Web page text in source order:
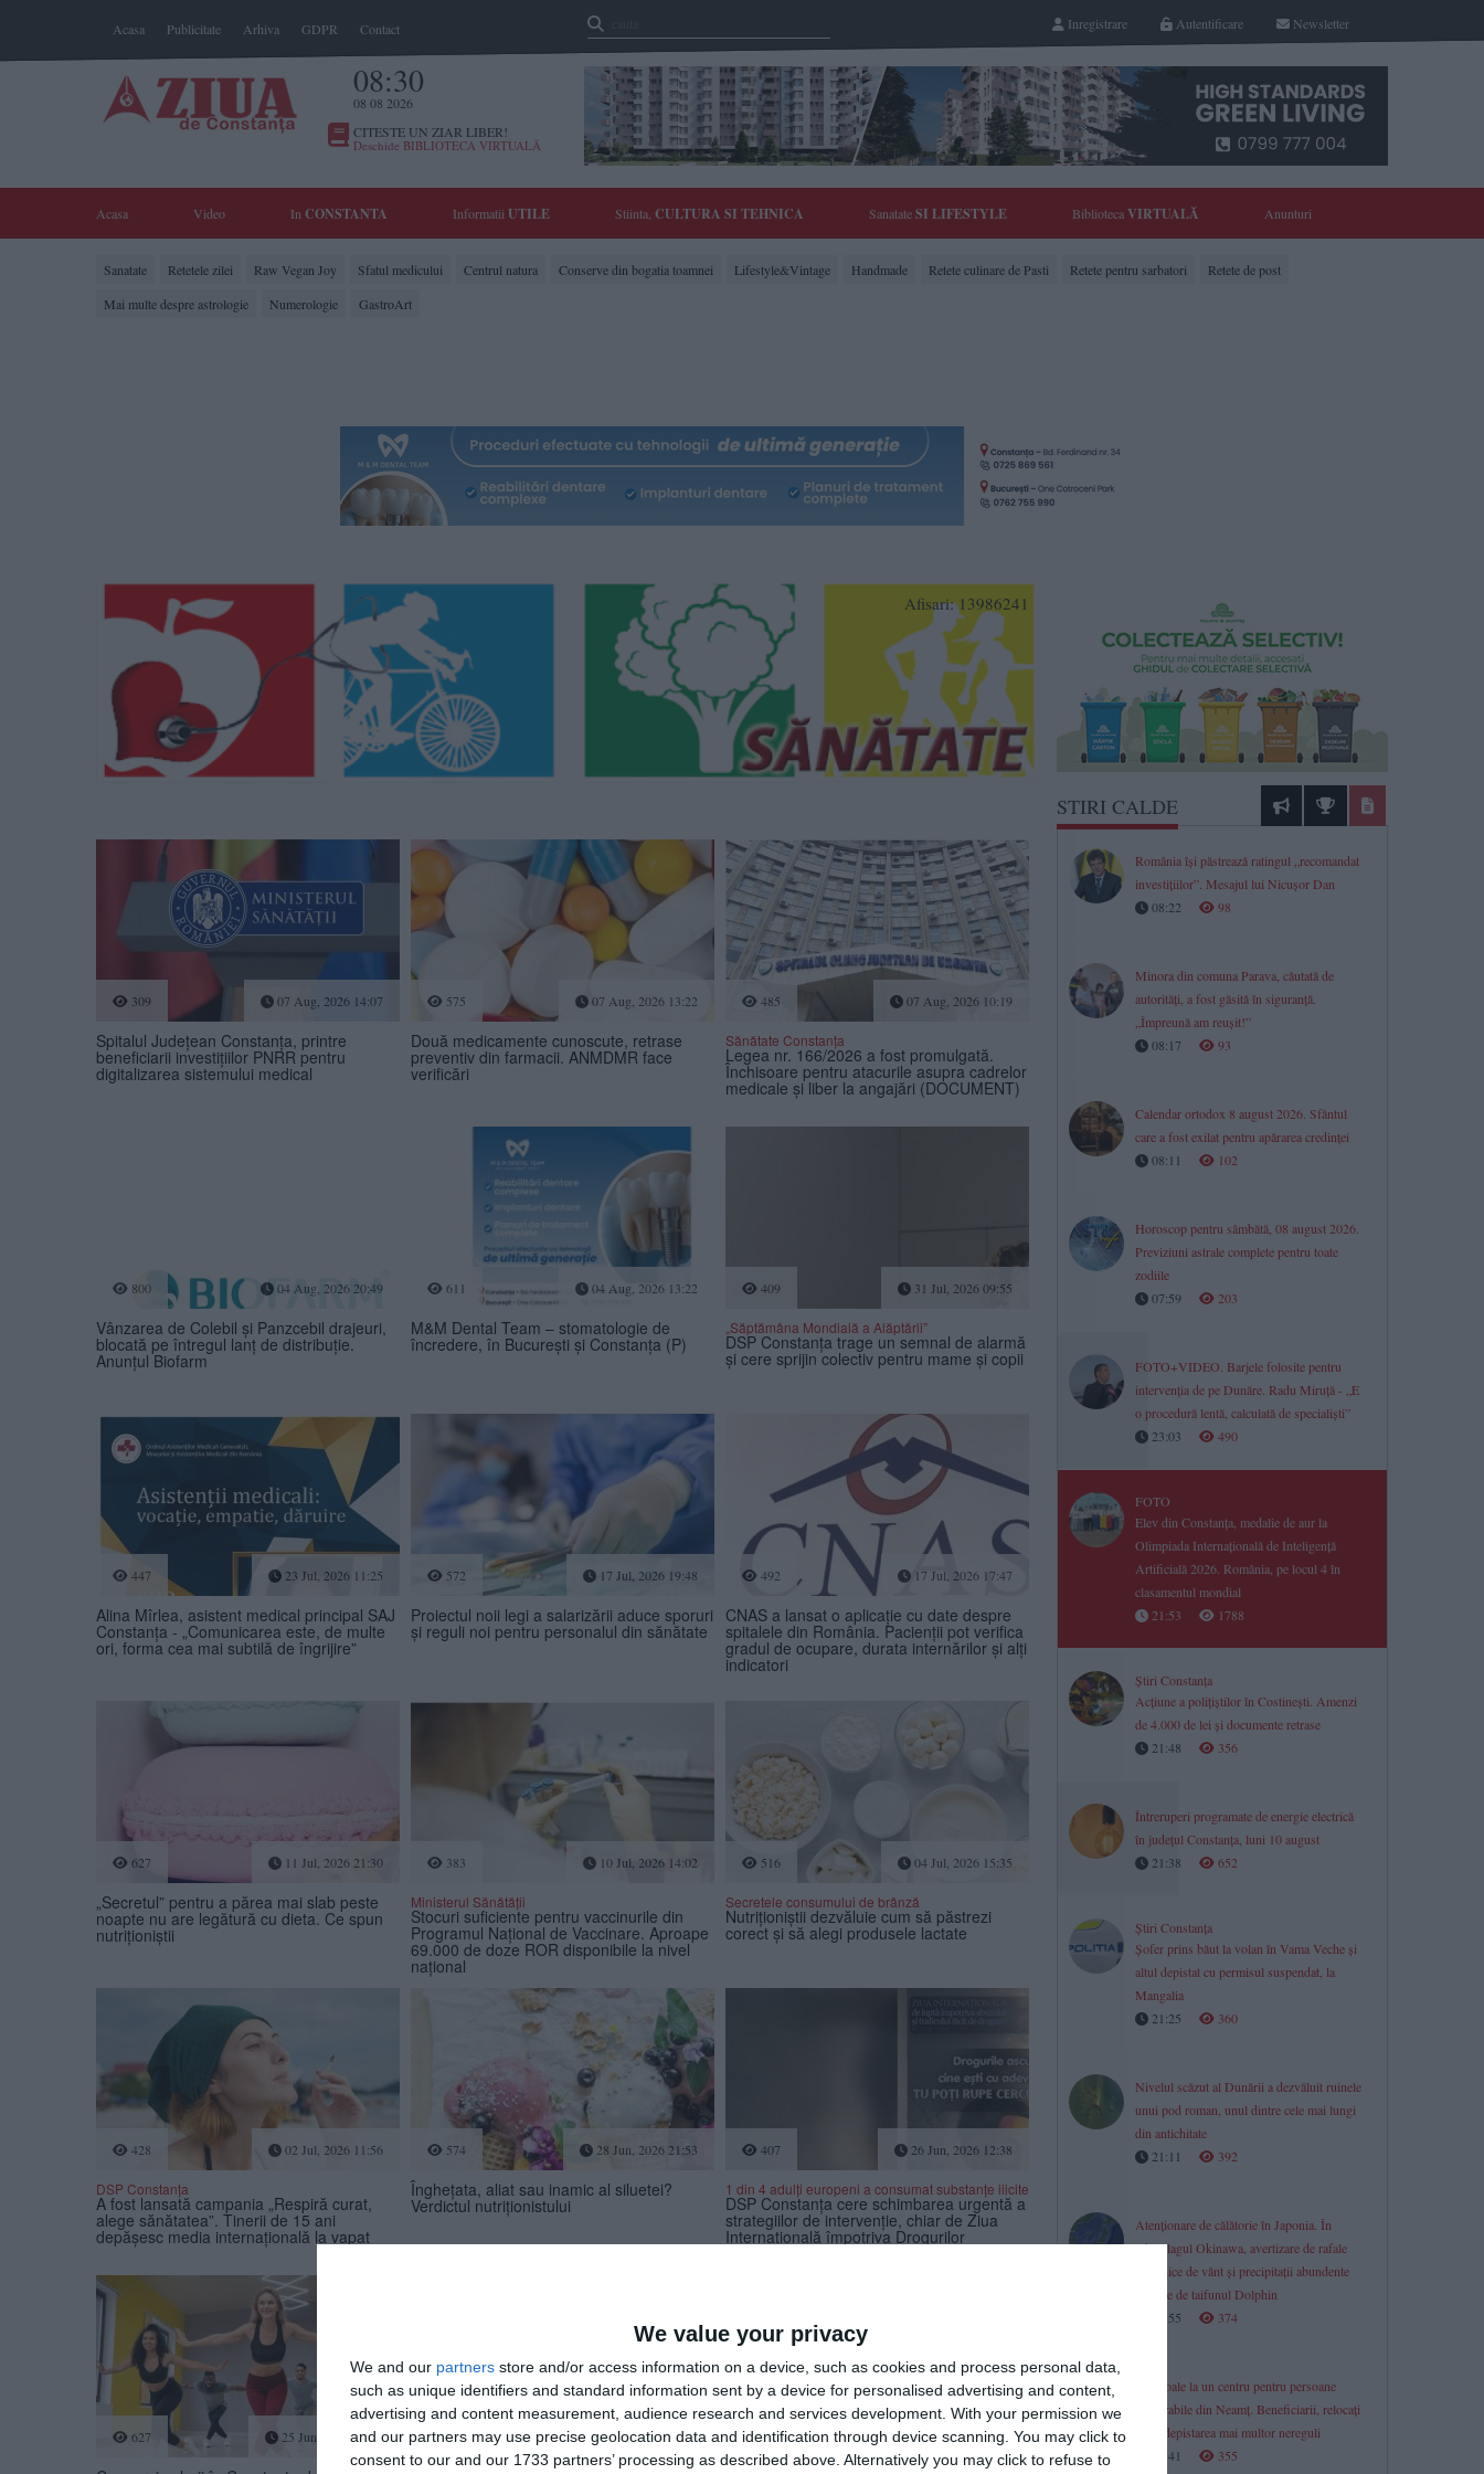
We value your privacy
We and our partners store and/or access information on a device, such as cookies and process personal data,
such as unique identifiers and standard information sent by a device for personalised advertising and content,
advertising and content measurement, audience research and services development. With your permission we
and our partners may use precise geolocation data and identification through device scanning. You may click to
consent to our and our 1733 partners’ processing as described above. Alternatively you may click to refuse to
Acasa Publicitate Arhiva GDPR Contact Newsletter
Autentificare
Inregistrare
08:30
08 08 2026
CITESTE UN ZIAR LIBER!
Deschide BIBLIOTECA VIRTUALĂ
Acasa Video In CONSTANTA Informatii UTILE Stiinta, CULTURA SI TEHNICA SanatateSI LIFESTYLE BibliotecaVIRTUALĂ Anunturi
Sanatate Retetele zilei Raw Vegan Joy Sfatul medicului Centrul natura Conserve din bogatia toamnei Lifestyle&Vintage Handmade Retete culinare de Pasti Retete pentru sarbatori
Retete de post
Mai multe despre astrologie
Numerologie GastroArt
Afisari: 13986241
309 07 Aug, 2026 14:07
Spitalul Județean Constanța, printre
beneficiarii investițiilor PNRR pentru
digitalizarea sistemului medical
575 07 Aug, 2026 13:22
Două medicamente cunoscute, retrase
preventiv din farmacii. ANMDMR face
verificări
485 07 Aug, 2026 10:19
Sănătate Constanța
Legea nr. 166/2026 a fost promulgată.
Închisoare pentru atacurile asupra cadrelor
medicale și liber la angajări (DOCUMENT)
800 04 Aug, 2026 20:49
Vânzarea de Colebil și Panzcebil drajeuri,
blocată pe întregul lanț de distribuție.
Anunțul Biofarm
611 04 Aug, 2026 13:22
M&M Dental Team – stomatologie de
încredere, în București și Constanța (P)
409 31 Jul, 2026 09:55
„Săptămâna Mondială a Alăptării”
DSP Constanța trage un semnal de alarmă
și cere sprijin colectiv pentru mame și copii
447 23 Jul, 2026 11:25
Alina Mîrlea, asistent medical principal SAJ
Constanța - „Comunicarea este, de multe
ori, forma cea mai subtilă de îngrijire”
572 17 Jul, 2026 19:48
Proiectul noii legi a salarizării aduce sporuri
și reguli noi pentru personalul din sănătate
492 17 Jul, 2026 17:47
CNAS a lansat o aplicație cu date despre
spitalele din România. Pacienții pot verifica
gradul de ocupare, durata internărilor și alți
indicatori
627 11 Jul, 2026 21:30
„Secretul” pentru a părea mai slab peste
noapte nu are legătură cu dieta. Ce spun
nutriționiștii
383 10 Jul, 2026 14:02
Ministerul Sănătății
Stocuri suficiente pentru vaccinurile din
Programul Național de Vaccinare. Aproape
69.000 de doze ROR disponibile la nivel
național
516 04 Jul, 2026 15:35
Secretele consumului de brânză
Nutriționiștii dezvăluie cum să păstrezi
corect și să alegi produsele lactate
428 02 Jul, 2026 11:56
DSP Constanța
A fost lansată campania „Respiră curat,
alege sănătatea”. Tinerii de 15 ani
depășesc media internațională la vapat
574 28 Jun, 2026 21:53
Înghețata, aliat sau inamic al siluetei?
Verdictul nutriționistului
407 26 Jun, 2026 12:38
1 din 4 adulți europeni a consumat substanțe ilicite
DSP Constanța cere schimbarea urgentă a
strategiilor de intervenție, chiar de Ziua
Internațională împotriva Drogurilor
627 25 Jun, 2026 17:00 969 25 Jun, 2026 10:48 722 19 Jun, 2026 11:21
STIRI CALDE
România își păstrează ratingul „recomandat
investițiilor”. Mesajul lui Nicușor Dan
08:22
98
Minora din comuna Parava, căutată de
autorități, a fost găsită în siguranță.
„Împreună am reușit!”
08:17
93
Calendar ortodox 8 august 2026. Sfântul
care a fost exilat pentru apărarea credinței
08:11
102
Horoscop pentru sâmbătă, 08 august 2026.
Previziuni astrale complete pentru toate
zodiile
07:59
203
FOTO+VIDEO. Barjele folosite pentru
intervenția de pe Dunăre. Radu Miruță - „E
o procedură lentă, calculată de specialiști”
23:03
490
FOTO
Elev din Constanța, medalie de aur la
Olimpiada Internațională de Inteligență
Artificială 2026. România, pe locul 4 în
clasamentul mondial
21:53
1788
Știri Constanța
Acțiune a polițiștilor în Costinești. Amenzi
de 4.000 de lei și documente retrase
21:48
356
Întreruperi programate de energie electrică
în județul Constanța, luni 10 august
21:38
652
Știri Constanța
Șofer prins băut la volan în Vama Veche și
altul depistat cu permisul suspendat, la
Mangalia
21:25
360
Nivelul scăzut al Dunării a dezvăluit ruinele
unui pod roman, unul dintre cele mai lungi
din antichitate
21:11
392
Atenționare de călătorie în Japonia. În
arhipelagul Okinawa, avertizare de rafale
puternice de vânt și precipitații abundente
cauzate de taifunul Dolphin
20:55
374
Controale la un centru pentru persoane
vulnerabile din Neamț. Beneficiarii, relocați
după depistarea mai multor nereguli
20:41
355